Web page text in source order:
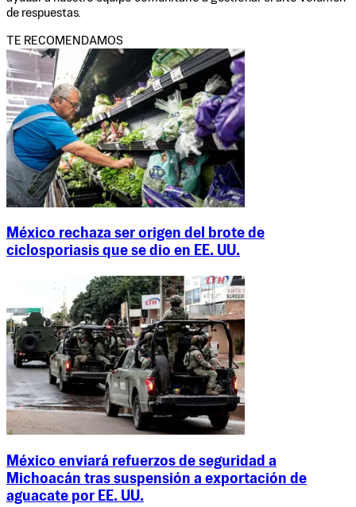
de respuestas.
TE RECOMENDAMOS
México rechaza ser origen del brote de
ciclosporiasis que se dio en EE. UU.
México enviará refuerzos de seguridad a
Michoacán tras suspensión a exportación de
aguacate por EE. UU.